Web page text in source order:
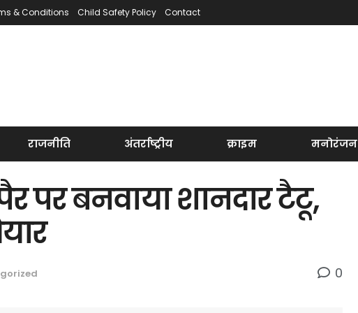
& Conditions Child Safety Policy Contact
राजनीति अंतर्राष्ट्रीय क्राइम मनोरंजन
बनवाया शानदार टैटू,
0